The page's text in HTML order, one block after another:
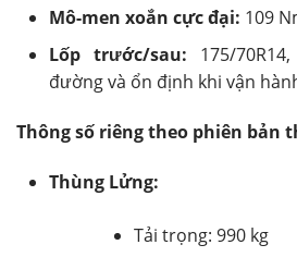
Mô-men xoắn cực đại: 109
Lốp trước/sau: 175/
đường và ổn định khi vận
Thông số riêng theo phiên bản
Thùng Lửng:
Tải trọng: 990 kg